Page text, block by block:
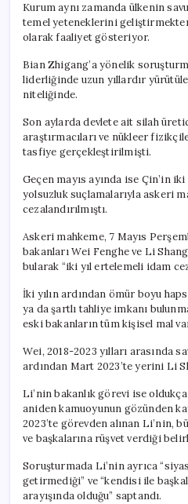
Kurum aynı zamanda ülkenin
temel yeteneklerini
olarak faaliyet gösteriyor.
Bian Zhigang’a yönelik
liderliğinde uzun yıllardır
niteliğinde.
Son aylarda devlete ait silah
araştırmacıları ve nükleer
tasfiye gerçekleştirilmişti.
Geçen mayıs ayında ise Çin’in
yolsuzluk suçlamalarıyla askeri
cezalandırılmıştı.
Askeri mahkeme, 7 Mayıs
bakanları Wei Fenghe ve Li
bularak “iki yıl ertelemeli idam
İki yılın ardından ömür boyu
ya da şartlı tahliye imkanı
eski bakanların tüm kişisel mal
Wei, 2018-2023 yılları arasında
ardından Mart 2023’te yerini Li
Li’nin bakanlık görevi ise
aniden kamuoyunun gözünden
2023’te görevden alınan Li’nin,
ve başkalarına rüşvet verdiği
Soruşturmada Li’nin ayrıca
getirmediği” ve “kendisi ile
arayışında olduğu” saptandı.